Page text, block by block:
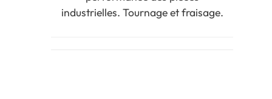
industrielles. Tournage et fraisage.